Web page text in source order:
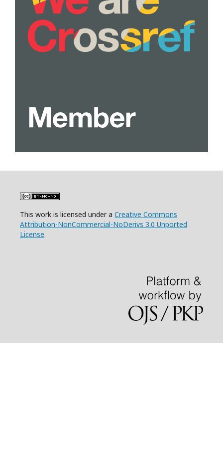
This work is licensed under a Creative Commons
Attribution-NonCommercial-NoDerivs 3.0 Unported
License.